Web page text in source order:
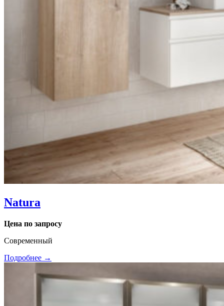
Natura
Цена по запросу
Современный
Подробнее →